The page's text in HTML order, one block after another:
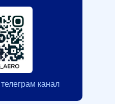
канал